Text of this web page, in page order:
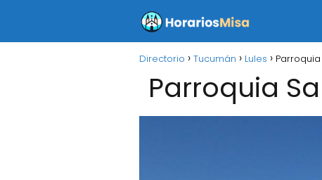
Directorio Tucumán Lules
Parroquia